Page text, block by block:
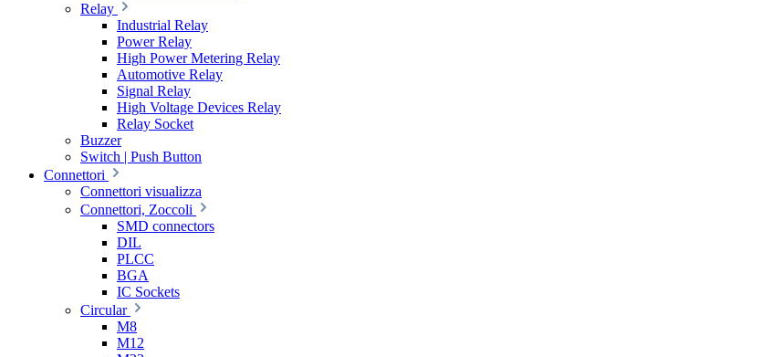
Relay
Industrial Relay
Power Relay
High Power Metering Relay
Automotive Relay
Signal Relay
High Voltage Devices Relay
Relay Socket
Buzzer
Switch | Push Button
Connettori
Connettori visualizza
Connettori, Zoccoli
SMD connectors
DIL
PLCC
BGA
IC Sockets
Circular
M8
M12